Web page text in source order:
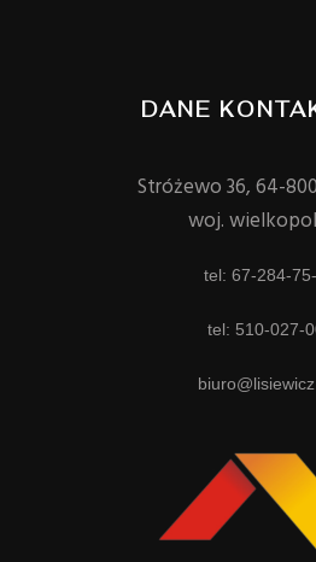
DANE
Stróżewo 36, 64-
woj.
tel: 67-284-
tel: 510-027-